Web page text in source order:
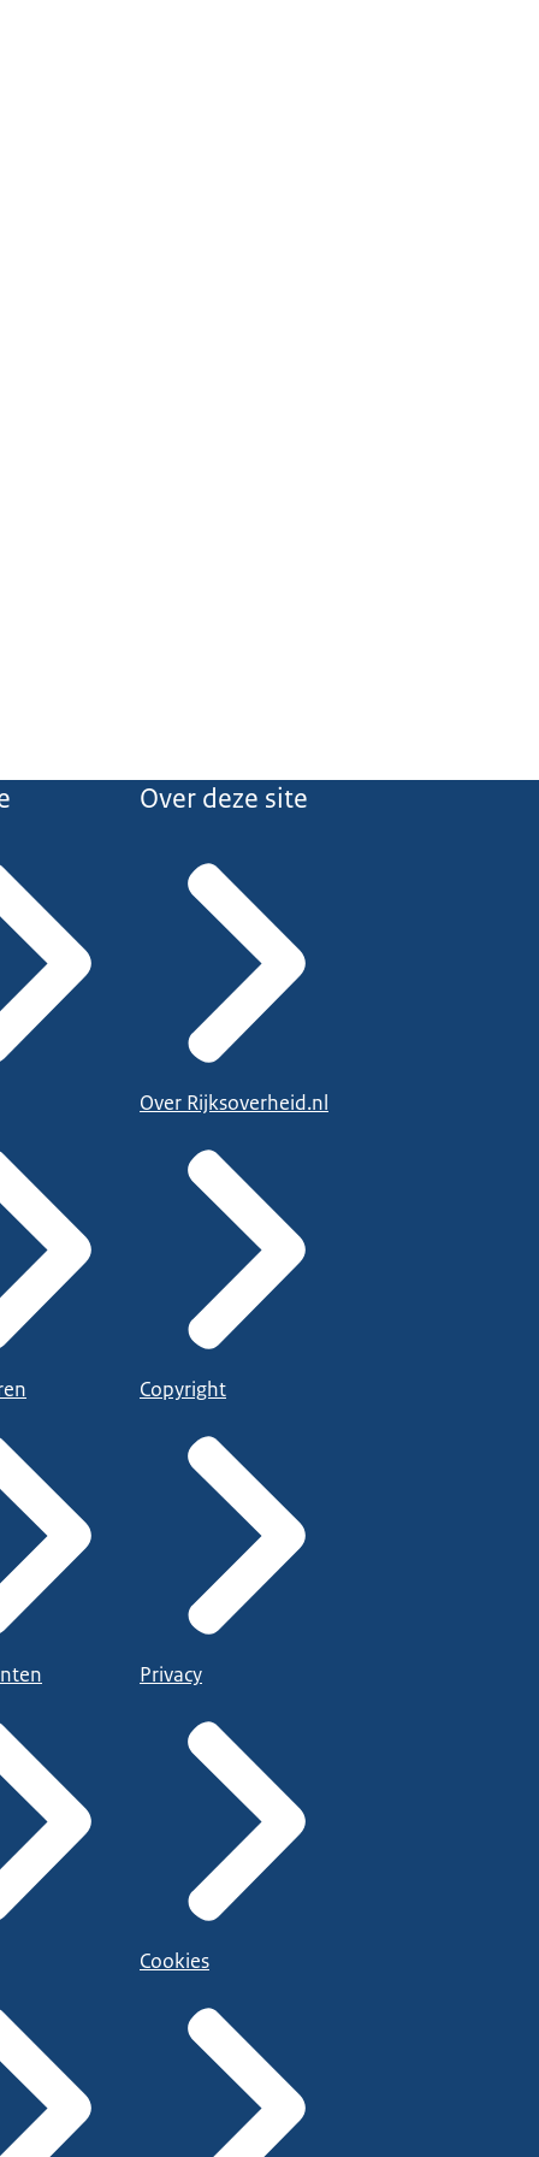
Over deze site
Over Rijksoverheid.nl
Copyright
Privacy
Cookies